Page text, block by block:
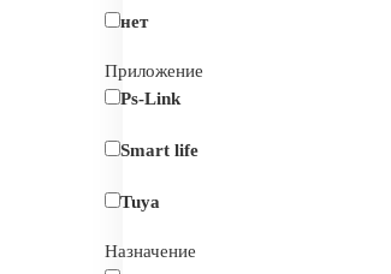
нет
Приложение
Ps-Link
Smart life
Tuya
Назначение